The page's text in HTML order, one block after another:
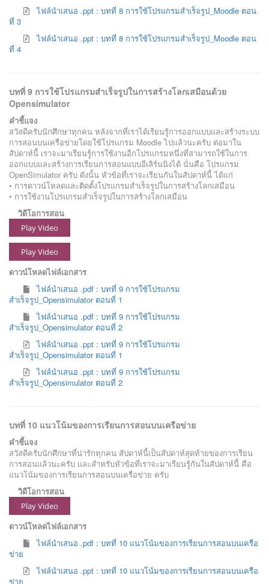
ไฟล์นำเสนอ .ppt : บทที่ 8 การใช้โปรแกรมสำเร็จรูป_Moodle ตอน
ที่ 3
ไฟล์นำเสนอ .ppt : บทที่ 8 การใช้โปรแกรมสำเร็จรูป_Moodle ตอน
ที่ 4
บทที่ 9 การใช้โปรแกรมสำเร็จรูปในการสร้างโลกเสมือนด้วย
Opensimulator
คำชี้แจง
สวัสดีครับนักศึกษาทุกคน หลังจากที่เราได้เรียนรู้การออกแบบและสร้างระบบ
การสอนบนเครือข่ายโดยใช้โปรแกรม Moodle ไปแล้วนะครับ ต่อมาใน
สัปดาห์นี้ เราจะมาเรียนรู้การใช้งานอีกโปรแกรมหนึ่งที่สามารถใช้ในการ
ออกแบบและสร้างการเรียนการสอนแบบอีเลิร์นนิงได้ นั่นคือ โปรแกรม
OpenSimulator ครับ ดังนั้น หัวข้อที่เราจะเรียนกันในสัปดาห์นี้ ได้แก่
• การดาวน์โหลดและติดตั้งโปรแกรมสำเร็จรูปในการสร้างโลกเสมือน
• การใช้งานโปรแกรมสำเร็จรูปในการสร้างโลกเสมือน
วิดีโอการสอน
Play Video
Play Video
ดาวน์โหลดไฟล์เอกสาร
ไฟล์นำเสนอ .pdf : บทที่ 9 การใช้โปรแกรม
สำเร็จรูป_Opensimulator ตอนที่ 1
ไฟล์นำเสนอ .pdf : บทที่ 9 การใช้โปรแกรม
สำเร็จรูป_Opensimulator ตอนที่ 2
ไฟล์นำเสนอ .ppt : บทที่ 9 การใช้โปรแกรม
สำเร็จรูป_Opensimulator ตอนที่ 1
ไฟล์นำเสนอ .ppt : บทที่ 9 การใช้โปรแกรม
สำเร็จรูป_Opensimulator ตอนที่ 2
บทที่ 10 แนวโน้มของการเรียนการสอนบนเครือข่าย
คำชี้แจง
สวัสดีครับนักศึกษาที่น่ารักทุกคน สัปดาห์นี้เป็นสัปดาห์สุดท้ายของการเรียน
การสอนแล้วนะครับ และสำหรับหัวข้อที่เราจะมาเรียนรู้กันในสัปดาห์นี้ คือ
แนวโน้มของการเรียนการสอนบนเครือข่าย ครับ
วิดีโอการสอน
Play Video
ดาวน์โหลดไฟล์เอกสาร
ไฟล์นำเสนอ .pdf : บทที่ 10 แนวโน้มของการเรียนการสอนบนเครือ
ข่าย
ไฟล์นำเสนอ .ppt : บทที่ 10 แนวโน้มของการเรียนการสอนบนเครือ
ข่าย